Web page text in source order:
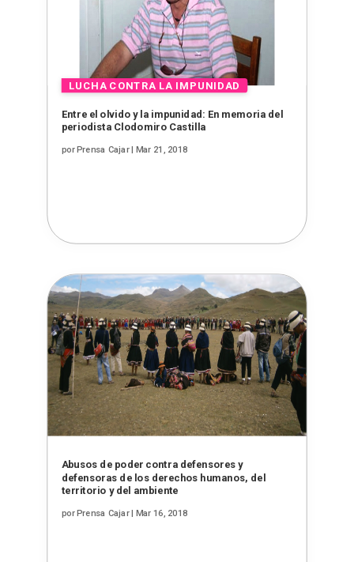
Entre el olvido y la impunidad: En memoria del
periodista Clodomiro Castilla
porPrensa Cajar| Mar 21, 2018
Abusos de poder contra defensores y
defensoras de los derechos humanos, del
territorio y del ambiente
porPrensa Cajar| Mar 16, 2018